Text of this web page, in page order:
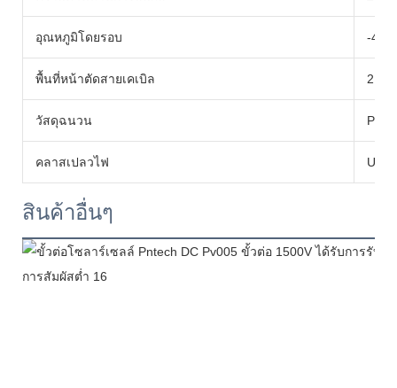
อุณหภูมิโดยรอบ -
พื้นที่หน้าตัดสายเคเบิล 2.5/
วัสดุฉนวน PC
คลาสเปลวไฟ
สินค้าอื่นๆ